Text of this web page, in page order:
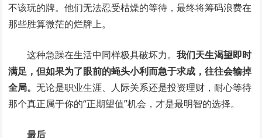
不该玩的牌。他们无法忍受枯燥的等待，最终将筹码浪费在
那些胜算微茫的烂牌上。
这种急躁在生活中同样极具破坏力。我们天生渴望即时
满足，但如果为了眼前的蝇头小利而急于求成，往往会输掉
全局。无论是职业生涯、人际关系还是投资理财，耐心等待
那个真正属于你的“正期望值”机会，才是最明智的选择。
最后